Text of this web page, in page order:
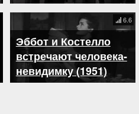
Эббот и Костелло
встречают человека-
невидимку (1951)
6.6